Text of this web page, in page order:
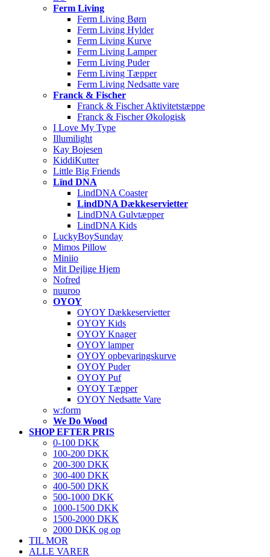
Ferm Living
Ferm Living Børn
Ferm Living Hylder
Ferm Living Kurve
Ferm Living Lamper
Ferm Living Puder
Ferm Living Tæpper
Ferm Living Nedsatte vare
Franck & Fischer
Franck & Fischer Aktivitetstæppe
Franck & Fischer Økologisk
I Love My Type
Illumilight
Kay Bojesen
KiddiKutter
Little Big Friends
Lïnd DNA
LindDNA Coaster
LindDNA Dækkeservietter
LindDNA Gulvtæpper
LindDNA Kids
LuckyBoySunday
Mimos Pillow
Miniio
Mit Dejlige Hjem
Nofred
nuuroo
OYOY
OYOY Dækkeservietter
OYOY Kids
OYOY Knager
OYOY lamper
OYOY opbevaringskurve
OYOY Puder
OYOY Puf
OYOY Tæpper
OYOY Nedsatte Vare
w:form
We Do Wood
SHOP EFTER PRIS
0-100 DKK
100-200 DKK
200-300 DKK
300-400 DKK
400-500 DKK
500-1000 DKK
1000-1500 DKK
1500-2000 DKK
2000 DKK og op
TIL MOR
ALLE VARER